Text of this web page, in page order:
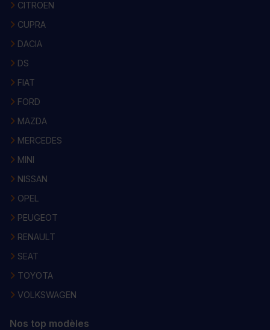
CITROEN
CUPRA
DACIA
DS
FIAT
FORD
MAZDA
MERCEDES
MINI
NISSAN
OPEL
PEUGEOT
RENAULT
SEAT
TOYOTA
VOLKSWAGEN
Nos top modèles